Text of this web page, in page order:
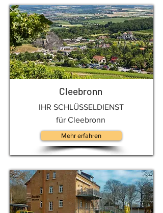
Cleebronn
IHR SCHLÜSSELDIENST
für Cleebronn
Mehr erfahren